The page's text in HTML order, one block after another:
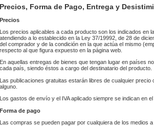
Precios, Forma de Pago, Entrega y
Precios
Los precios aplicables a cada producto son los indicados en
atendiendo a lo establecido en la Ley 37/19992, de 28 de
del comprador y de la condición en la que actúa el mismo
respecto al que figura expuesto en la página web.
En aquellas entregas de bienes que tengan lugar en países
cada país, siendo éstos a cargo del destinatario del producto.
Las publicaciones gratuitas estarán libres de cualquier
alguno.
Los gastos de envío y el IVA aplicado siempre se indican en el
Forma de pago
Las compras se pueden pagar por cualquiera de los medios